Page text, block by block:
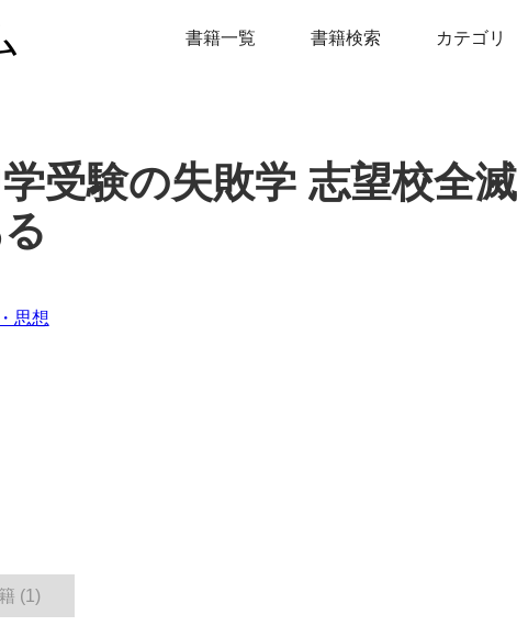
書籍一覧 書籍検索 カテゴリ
受験の失敗学 志望校全
思想
(1)